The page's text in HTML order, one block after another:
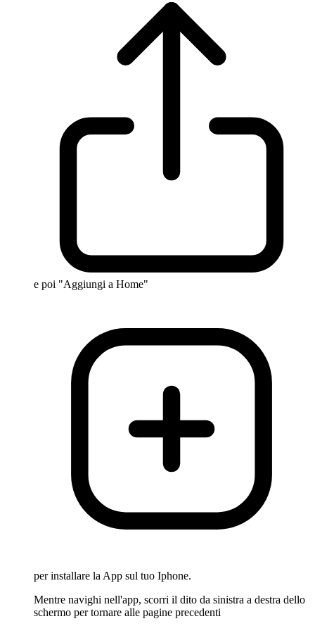
e poi "Aggiungi a Home"
per installare la App sul tuo Iphone.
Mentre navighi nell'app, scorri il dito da sinistra a destra dello
schermo per tornare alle pagine precedenti